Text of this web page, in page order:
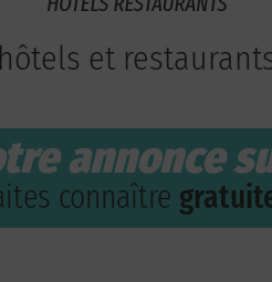
et
annonce
connaître